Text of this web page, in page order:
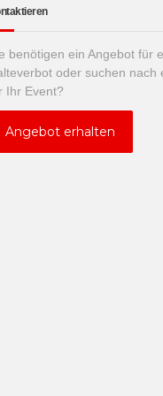
benötigen ein Angebot für
oder suchen nach
Ihr Event?
Angebot erhalten